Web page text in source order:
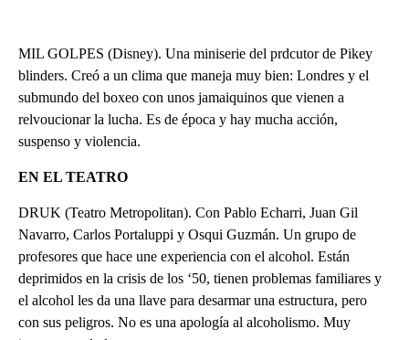
MIL GOLPES (Disney). Una miniserie del prdcutor de Pikey
blinders. Creó a un clima que maneja muy bien: Londres y el
submundo del boxeo con unos jamaiquinos que vienen a
relvoucionar la lucha. Es de época y hay mucha acción,
suspenso y violencia.
EN EL TEATRO
DRUK (Teatro Metropolitan). Con Pablo Echarri, Juan Gil
Navarro, Carlos Portaluppi y Osqui Guzmán. Un grupo de
profesores que hace une experiencia con el alcohol. Están
deprimidos en la crisis de los ‘50, tienen problemas familiares y
el alcohol les da una llave para desarmar una estructura, pero
con sus peligros. No es una apología al alcoholismo. Muy